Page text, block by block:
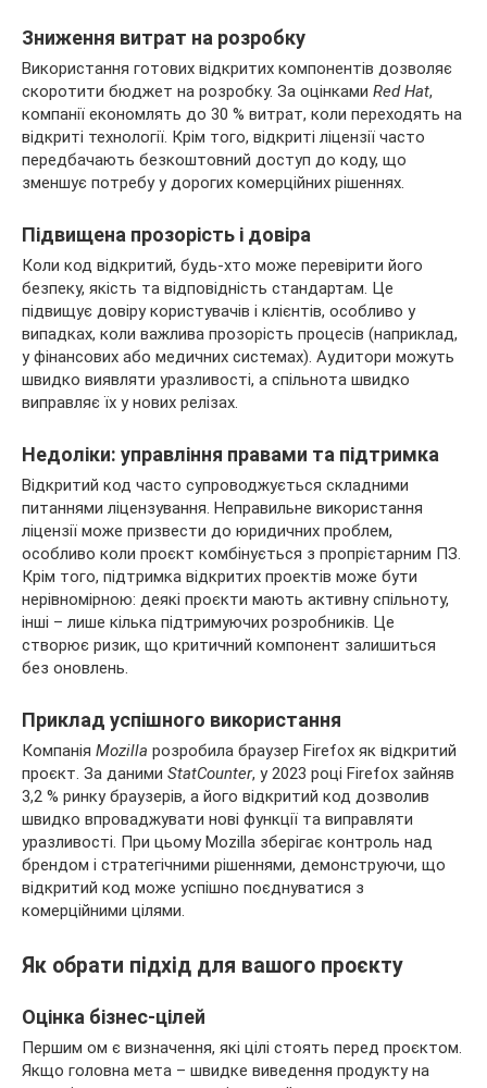
Зниження витрат на розробку
Використання готових відкритих компонентів дозволяє
скоротити бюджет на розробку. За оцінками Red Hat,
компанії економлять до 30 % витрат, коли переходять на
відкриті технології. Крім того, відкриті ліцензії часто
передбачають безкоштовний доступ до коду, що
зменшує потребу у дорогих комерційних рішеннях.
Підвищена прозорість і довіра
Коли код відкритий, будь-хто може перевірити його
безпеку, якість та відповідність стандартам. Це
підвищує довіру користувачів і клієнтів, особливо у
випадках, коли важлива прозорість процесів (наприклад,
у фінансових або медичних системах). Аудитори можуть
швидко виявляти уразливості, а спільнота швидко
виправляє їх у нових релізах.
Недоліки: управління правами та підтримка
Відкритий код часто супроводжується складними
питаннями ліцензування. Неправильне використання
ліцензії може призвести до юридичних проблем,
особливо коли проєкт комбінується з пропрієтарним ПЗ.
Крім того, підтримка відкритих проектів може бути
нерівномірною: деякі проєкти мають активну спільноту,
інші – лише кілька підтримуючих розробників. Це
створює ризик, що критичний компонент залишиться
без оновлень.
Приклад успішного використання
Компанія Mozilla розробила браузер Firefox як відкритий
проєкт. За даними StatCounter, у 2023 році Firefox зайняв
3,2 % ринку браузерів, а його відкритий код дозволив
швидко впроваджувати нові функції та виправляти
уразливості. При цьому Mozilla зберігає контроль над
брендом і стратегічними рішеннями, демонструючи, що
відкритий код може успішно поєднуватися з
комерційними цілями.
Як обрати підхід для вашого проєкту
Оцінка бізнес-цілей
Першим ом є визначення, які цілі стоять перед проєктом.
Якщо головна мета – швидке виведення продукту на